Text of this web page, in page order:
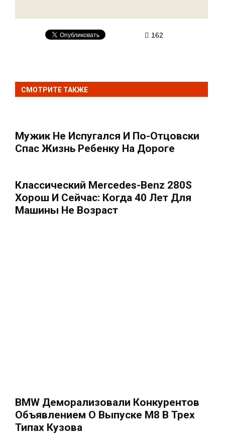
162
СМОТРИТЕ ТАКЖЕ
Мужик Не Испугался И По-Отцовски
Спас Жизнь Ребенку На Дороге
Классический Mercedes-Benz 280S
Хорош И Сейчас: Когда 40 Лет Для
Машины Не Возраст
BMW Деморализовали Конкурентов
Объявлением О Выпуске M8 В Трех
Типах Кузова